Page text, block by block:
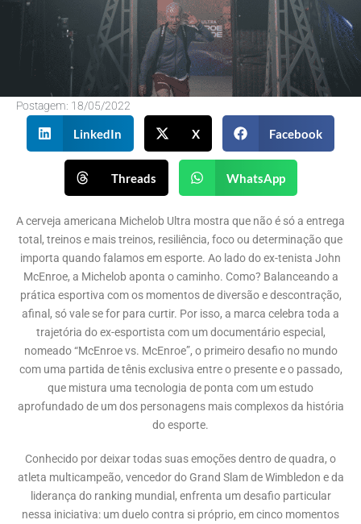
Postagem: 18/05/2022
LinkedIn X Facebook
Threads WhatsApp
A cerveja americana Michelob Ultra mostra que não é só a entrega
total, treinos e mais treinos, resiliência, foco ou determinação que
importa quando falamos em esporte. Ao lado do ex-tenista John
McEnroe, a Michelob aponta o caminho. Como? Balanceando a
prática esportiva com os momentos de diversão e descontração,
afinal, só vale se for para curtir. Por isso, a marca celebra toda a
trajetória do ex-esportista com um documentário especial,
nomeado “McEnroe vs. McEnroe”, o primeiro desafio no mundo
com uma partida de tênis exclusiva entre o presente e o passado,
que mistura uma tecnologia de ponta com um estudo
aprofundado de um dos personagens mais complexos da história
do esporte.
Conhecido por deixar todas suas emoções dentro de quadra, o
atleta multicampeão, vencedor do Grand Slam de Wimbledon e da
liderança do ranking mundial, enfrenta um desafio particular
nessa iniciativa: um duelo contra si próprio, em cinco momentos